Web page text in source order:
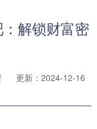
解锁财富密
更新：2024-12-16